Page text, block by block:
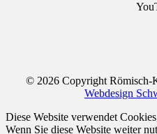
© 2026 Copyright Römisch-
Webdesign
Diese Website verwendet
Wenn Sie diese Website weiter